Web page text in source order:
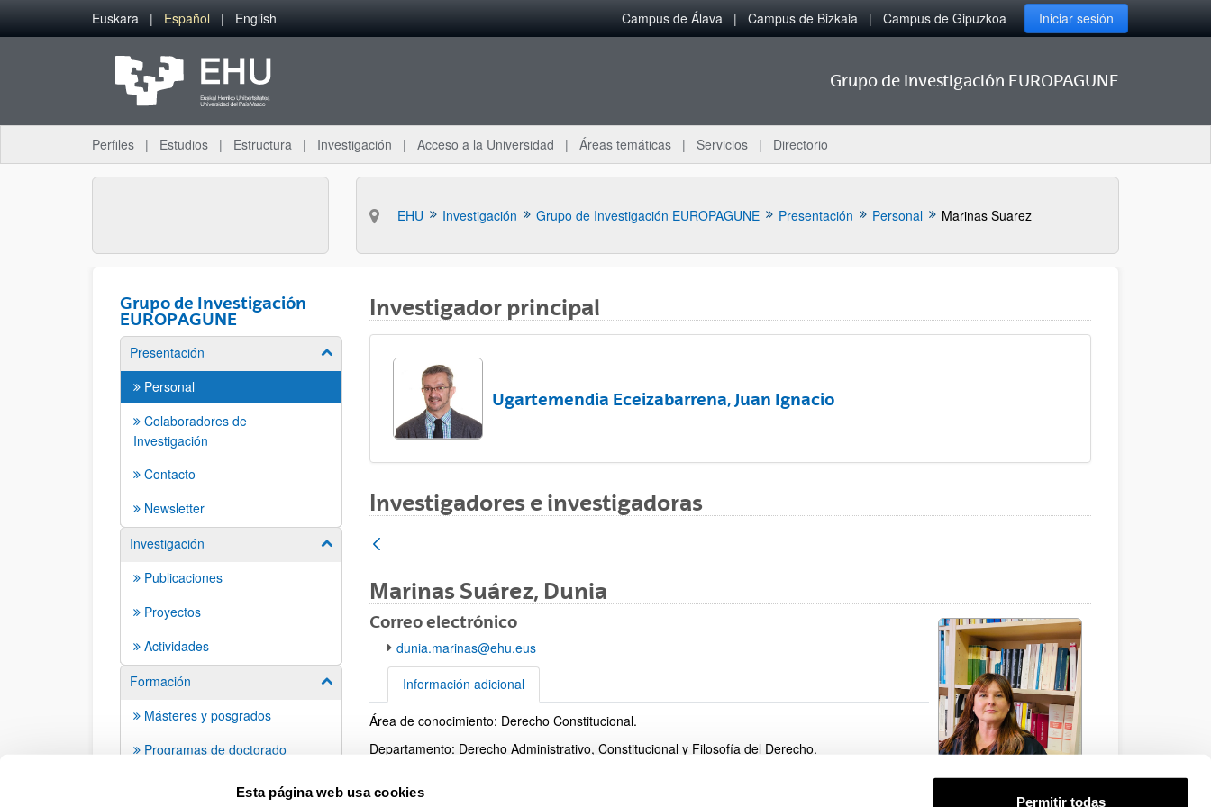
Esta página web usa cookies
Permitir todas
Saltar al contenido principal
Euskara Español English Campus de Álava Campus de Bizkaia Campus de Gipuzkoa Iniciar sesión
Grupo de Investigación EUROPAGUNE
Perfiles Estudios Estructura Investigación Acceso a la Universidad Áreas temáticas Servicios Directorio
EHU Investigación Grupo de Investigación EUROPAGUNE Presentación Personal Marinas Suarez
Grupo de Investigación
EUROPAGUNE
Presentación Mostrar/ocultar subpáginas
Personal
Colaboradores de
Investigación
Contacto
Newsletter
Investigación
Mostrar/ocultar subpáginas
Publicaciones
Proyectos
Actividades
Formación
Mostrar/ocultar subpáginas
Másteres y posgrados
Programas de doctorado
Investigador principal
Ugartemendia Eceizabarrena, Juan Ignacio
Investigadores e investigadoras
Marinas Suárez, Dunia
Correo electrónico
dunia.marinas@ehu.eus
Información adicional
Información adicional
Área de conocimiento: Derecho Constitucional.
Departamento: Derecho Administrativo, Constitucional y Filosofía del Derecho.